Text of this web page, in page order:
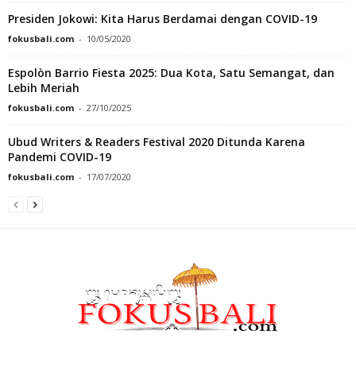
Presiden Jokowi: Kita Harus Berdamai dengan COVID-19
fokusbali.com - 10/05/2020
Espolòn Barrio Fiesta 2025: Dua Kota, Satu Semangat, dan
Lebih Meriah
fokusbali.com - 27/10/2025
Ubud Writers & Readers Festival 2020 Ditunda Karena
Pandemi COVID-19
fokusbali.com - 17/07/2020